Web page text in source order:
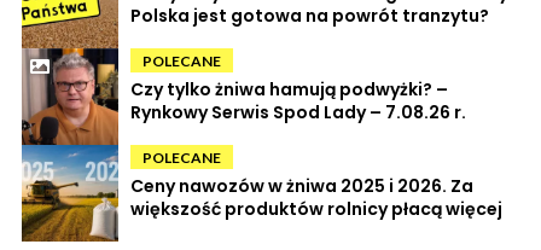
Polska jest gotowa na powrót tranzytu?
POLECANE
Czy tylko żniwa hamują podwyżki? –
Rynkowy Serwis Spod Lady – 7.08.26 r.
POLECANE
Ceny nawozów w żniwa 2025 i 2026. Za
większość produktów rolnicy płacą więcej